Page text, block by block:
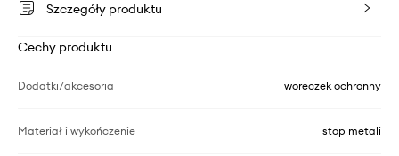
Szczegóły produktu
Cechy produktu
Dodatki/akcesoria woreczek ochronny
Materiał i wykończenie stop metali